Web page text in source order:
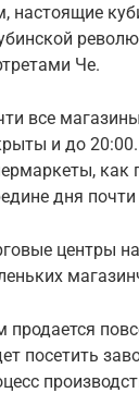
настоящие
Че.
все
и до
как
дня
центры
продается
посетить